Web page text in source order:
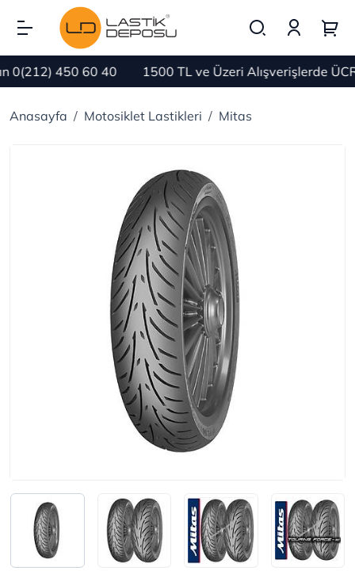
450 60 40 1500 TL ve Üzeri Alışverişlerde
Anasayfa Motosiklet Lastikleri Mitas